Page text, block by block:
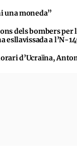
una moneda”
dels bombers per
esllavissada a l’N-
d’Ucraïna,